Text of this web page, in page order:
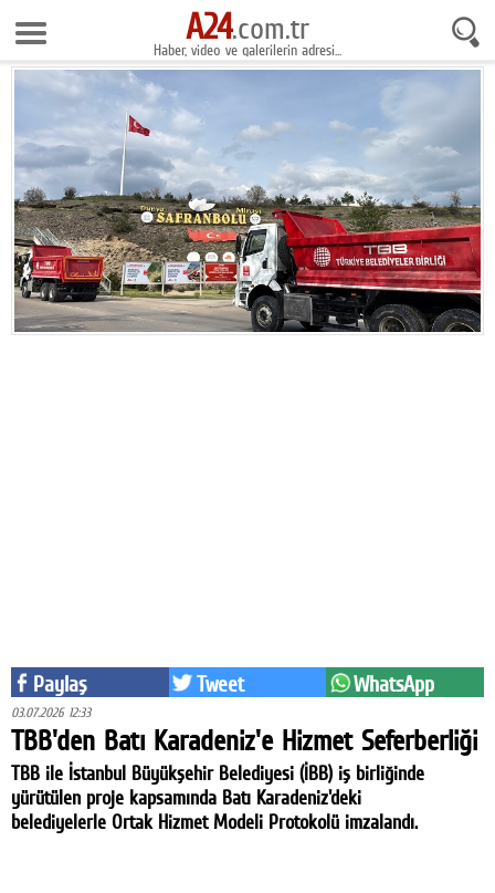
8 Ağustos 2026 16:50:14
Anasayfa
Foto Galeri
Gazeteler
Video Galeri
Gündem
Ekonomi
Yaşam
Bilim
Kültür-sanat
Sağlık
A24.com.tr
Haber, video ve galerilerin adresi...
Paylaş Tweet WhatsApp
03.07.2026 12:33
TBB'den Batı Karadeniz'e Hizmet Seferberliği
TBB ile İstanbul Büyükşehir Belediyesi (İBB) iş birliğinde
yürütülen proje kapsamında Batı Karadeniz'deki
belediyelerle Ortak Hizmet Modeli Protokolü imzalandı.